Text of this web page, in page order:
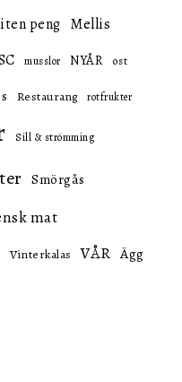
peng Mellis
musslor NYÅR ost
Restaurang rotfrukter
Sill & strömming
Smörgås
mat
Vinterkalas VÅR Ägg